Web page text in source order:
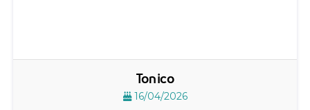
Tonico
16/04/2026